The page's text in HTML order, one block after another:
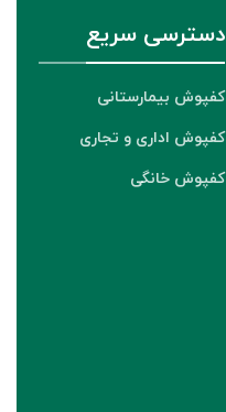
دسترسی سریع
کفپوش بیمارستانی
کفپوش اداری و تجاری
کفپوش خانگی